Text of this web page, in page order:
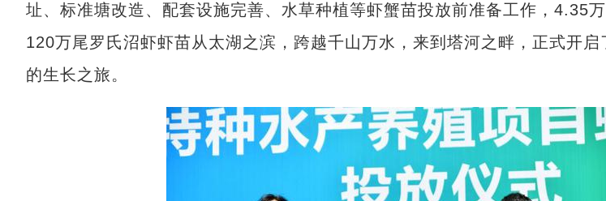
址、标准塘改造、配套设施完善、水草种植等虾蟹苗投放前准备工作，4.35万
120万尾罗氏沼虾虾苗从太湖之滨，跨越千山万水，来到塔河之畔，正式开启
的生长之旅。